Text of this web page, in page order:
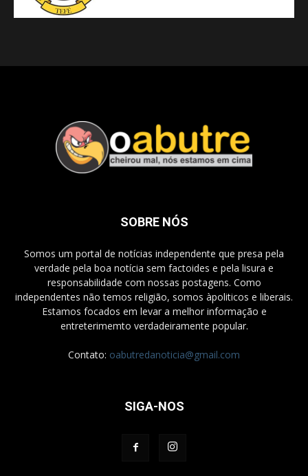
SOBRE NÓS
Somos um portal de notícias independente que presa pela
verdade pela boa notícia sem factoides e pela lisura e
responsabilidade com nossas postagens. Como
independentes não temos religião, somos àpoliticos e liberais.
Estamos focados em levar a melhor informação e
entreterimemto verdadeiramente popular.
Contato: oabutredanoticia@gmail.com
SIGA-NOS